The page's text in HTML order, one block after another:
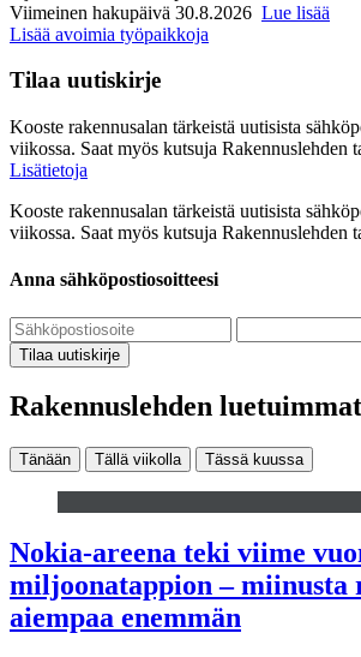
Viimeinen hakupäivä 30.8.2026 Lue lisää
Lisää avoimia työpaikkoja
Tilaa uutiskirje
Kooste rakennusalan tärkeistä uutisista
viikossa. Saat myös kutsuja Rakennuslehden
Lisätietoja
Kooste rakennusalan tärkeistä uutisista
viikossa. Saat myös kutsuja Rakennuslehden
Anna sähköpostiosoitteesi
Tilaa uutiskirje
Rakennuslehden luetuimmat
Tänään Tällä viikolla Tässä kuussa
Nokia-areena teki viime
miljoonatappion – miinusta
aiempaa enemmän